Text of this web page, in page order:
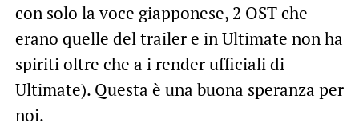
con solo la voce giapponese, 2 OST che
erano quelle del trailer e in Ultimate non ha
spiriti oltre che a i render ufficiali di
Ultimate). Questa è una buona speranza per
noi.